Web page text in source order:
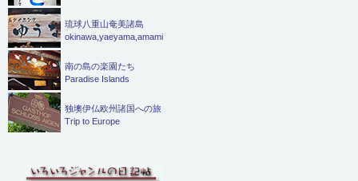
琉球八重山奄美諸島
okinawa,yaeyama,amami
南の島の楽園たち
Paradise Islands
独墺伊仏欧州諸国への旅
Trip to Europe